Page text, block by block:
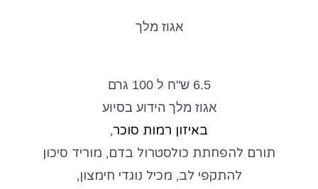
אגוז מלך
6.5 ש"ח ל 100 גרם
אגוז מלך הידוע בסיוע
באיזון רמות סוכר,
תורם להפחתת כולסטרול בדם, מוריד סיכון
להתקפי לב, מכיל נוגדי חימצון,